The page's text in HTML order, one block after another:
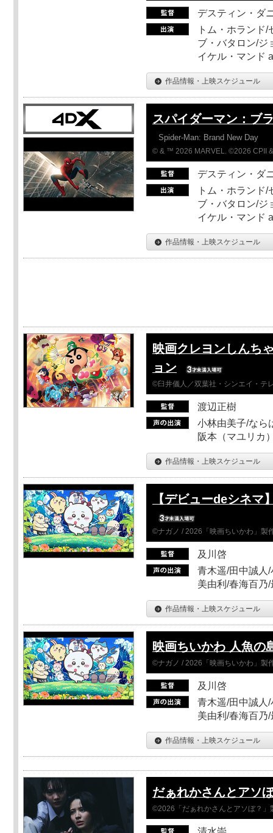
デスティン・ダ
トム・ホランド
ブ・バタロン/ジ
イケル・マンド
作品情報・上映スケジュール
スパイダーマン：ブ
Spider-Man: Brand New Day
© & ™ 2026 MARVEL. ©2026 CPII
デスティン・ダ
トム・ホランド
ブ・バタロン/ジ
イケル・マンド
作品情報・上映スケジュール
映画クレヨンしんち
ョン
©臼井儀人／双葉社・シンエイ・テ
渡辺正樹
小林由美子/なら
阪本（マユリカ
作品情報・上映スケジュール
【デビューdeシネマ
©ナガノ / 2026「映画ちいかわ」製
及川啓
青木遥/田中誠人
美由利/春海百乃
作品情報・上映スケジュール
映画ちいかわ 人魚の
©ナガノ / 2026「映画ちいかわ」製
及川啓
青木遥/田中誠人
美由利/春海百乃
作品情報・上映スケジュール
だぁれかさんとアソ
©2026「だぁれかさんとアソぼ？」